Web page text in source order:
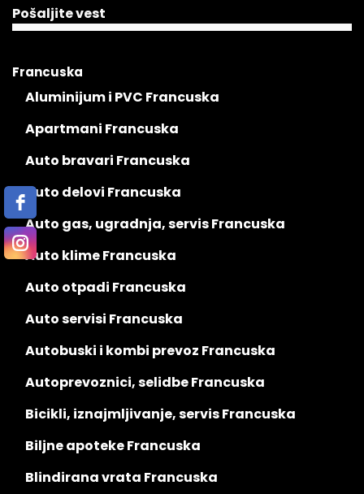
Pošaljite vest
Francuska
Aluminijum i PVC Francuska
Apartmani Francuska
Auto bravari Francuska
Auto delovi Francuska
Auto gas, ugradnja, servis Francuska
Auto klime Francuska
Auto otpadi Francuska
Auto servisi Francuska
Autobuski i kombi prevoz Francuska
Autoprevoznici, selidbe Francuska
Bicikli, iznajmljivanje, servis Francuska
Biljne apoteke Francuska
Blindirana vrata Francuska